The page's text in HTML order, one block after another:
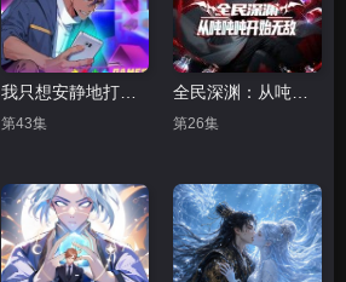
我只想安静地打游戏第二季
第43集
全民深渊：从吨吨吨开始无敌
第26集